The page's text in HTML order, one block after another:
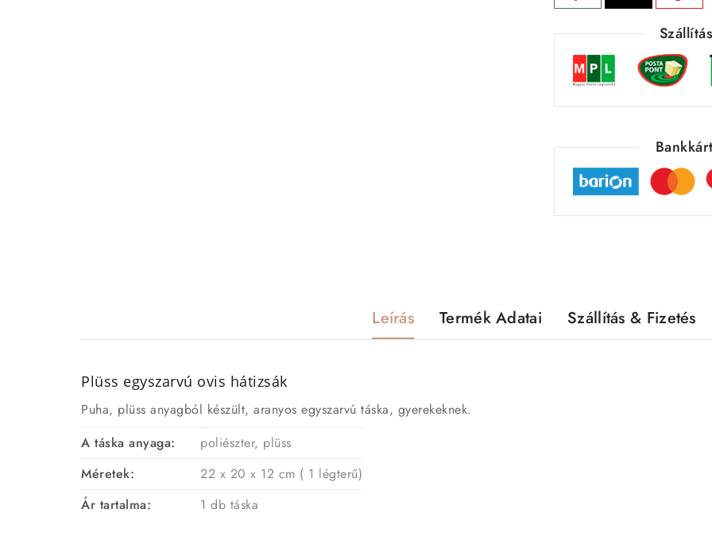
Leírás Termék Adatai Szállítás & Fizetés
Plüss egyszarvú ovis hátizsák
Puha, plüss anyagból készült, aranyos egyszarvú táska, gyerekeknek.
A táska anyaga:
poliészter, plüss
Méretek:
22 x 20 x 12 cm ( 1 légterű)
Ár tartalma:
1 db táska